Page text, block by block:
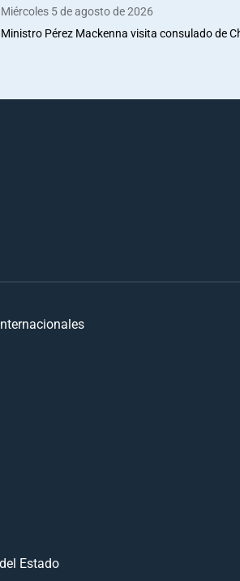
Miércoles 5 de agosto de 2026
Ministro Pérez Mackenna visita consulado de
Estado